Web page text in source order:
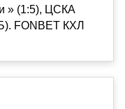
» (1:5), ЦСКА
FONBET КХЛ